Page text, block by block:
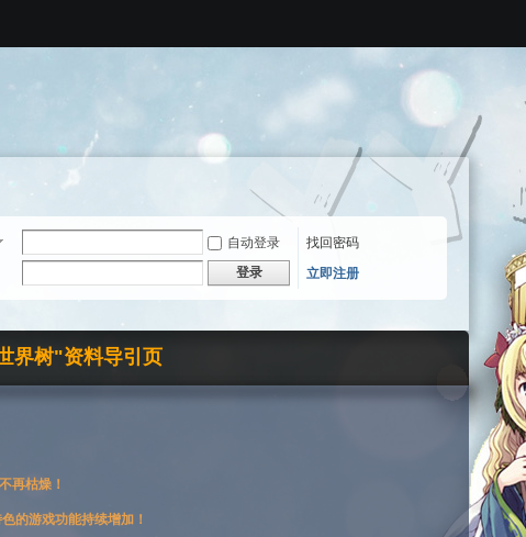
自动登录
找回密码
登录 立即注册
界树"资料导引页
再枯燥！
的游戏功能持续增加！